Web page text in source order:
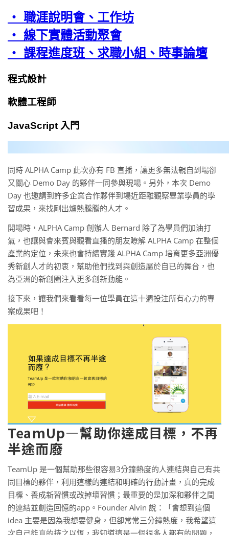
同時 ALPHA Camp 此次亦有 FB 直播，讓更多無法親自到場卻
又關心 Demo Day 的夥伴一同參與現場。另外，本次 Demo
Day 也邀請到許多企業合作夥伴到場近距離觀察畢業學員的學
習成果，來找剛出爐熱騰騰的人才。
開場時，ALPHA Camp 創辦人 Bernard 除了為學員們加油打
氣，也讓與會來賓與觀看直播的朋友瞭解 ALPHA Camp 在整個
產業的定位，未來也會持續實踐 ALPHA Camp 培育更多亞洲優
秀新創人才的初衷，幫助他們找到與創造屬於自已的舞台，也
為亞洲的新創圈注入更多創新動能。
接下來，讓我們來看看每一位學員在這十週投注所有心力的專
案成果吧！
TeamUp—幫助你達成目標，不再
半途而廢
TeamUp 是一個幫助那些很容易3分鐘熱度的人連結與自己有共
同目標的夥伴，利用這樣的連結和明確的行動計畫，真的完成
目標、養成新習慣或改掉壞習慣；最重要的是加深和夥伴之間
的連結並創造回憶的app。Founder Alvin 說：「會想到這個
idea 主要是因為我想要健身，但卻常常三分鐘熱度，我希望這